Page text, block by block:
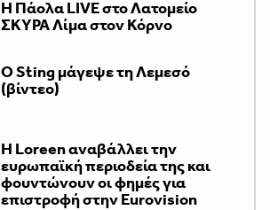
Η Πάολα LIVE στο Λατομείο
ΣΚΥΡΑ Λίμα στον Κόρνο
Ο Sting μάγεψε τη Λεμεσό
(βίντεο)
Η Loreen αναβάλλει την
ευρωπαϊκή περιοδεία της και
φουντώνουν οι φημές για
επιστροφή στην Eurovision